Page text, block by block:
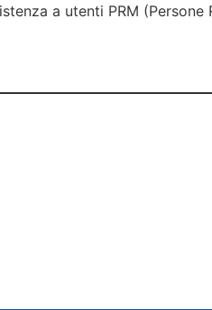
a utenti PRM (Persone